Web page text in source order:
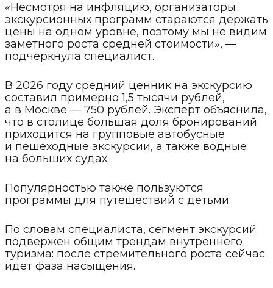
«Несмотря на инфляцию, организаторы
экскурсионных программ стараются держать
цены на одном уровне, поэтому мы не видим
заметного роста средней стоимости», —
подчеркнула специалист.
В 2026 году средний ценник на экскурсию
составил примерно 1,5 тысячи рублей,
а в Москве — 750 рублей. Эксперт объяснила,
что в столице большая доля бронирований
приходится на групповые автобусные
и пешеходные экскурсии, а также водные
на больших судах.
Популярностью также пользуются
программы для путешествий с детьми.
По словам специалиста, сегмент экскурсий
подвержен общим трендам внутреннего
туризма: после стремительного роста сейчас
идет фаза насыщения.